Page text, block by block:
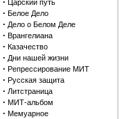
Царский путь
· Белое Дело
· Дело о Белом Деле
· Врангелиана
· Казачество
· Дни нашей жизни
· Репрессирование МИТ
· Русская защита
· Литстраница
· МИТ-альбом
· Мемуарное